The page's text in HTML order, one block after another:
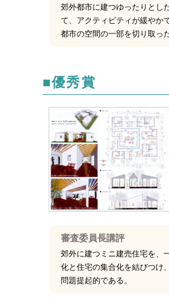
郊外都市に建つゆったりとし
て、アクティビティが緩やか
都市の空間の一部を切り取っ
■優秀賞
審査委員長講評
郊外に建つミニ建売住宅を、
化と住宅の集合化を結びつけ
問題提起的である。